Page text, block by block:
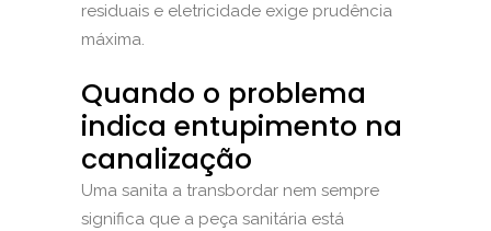
residuais e eletricidade exige prudência
máxima.
Quando o problema
indica entupimento na
canalização
Uma sanita a transbordar nem sempre
significa que a peça sanitária está